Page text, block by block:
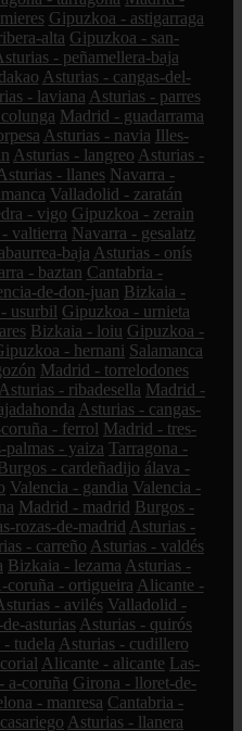
Gipuzkoa - astigarraga
alta Gipuzkoa - san-
- peñamellera-baja
Asturias - cangas-del-
- laviana Asturias - parres
Madrid - guadarrama
Asturias - navia Illes-
Asturias - langreo Asturias -
- llanes Navarra -
Valladolid - zaratán
- vigo Gipuzkoa - zerain
valtierra Navarra - gesalatz
baja Asturias - onís
- baztan Cantabria -
de-don-juan Bizkaia -
usurbil Gipuzkoa - urnieta
Bizkaia - loiu Gipuzkoa -
- hernani Salamanca
Madrid - torrelodones
Asturias - ribadesella Madrid -
Asturias - cangas-
- ferrol Madrid - tres-
palmas - yaiza Tarragona -
- cardeñadijo álava -
Valencia - gandia Valencia -
Madrid - madrid Burgos -
rozas-de-madrid Asturias -
- carreño Asturias - valdés
Bizkaia - lezama Asturias -
coruña - ortigueira Alicante -
- avilés Valladolid -
asturias Asturias - quirós
tudela Asturias - cudillero
Alicante - alicante Las-
a-coruña Girona - lloret-de-
- manresa Cantabria -
Asturias - llanera